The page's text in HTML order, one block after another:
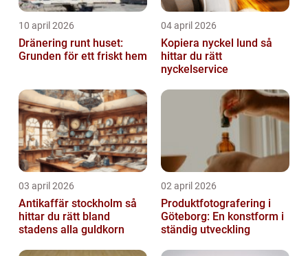
10 april 2026
Dränering runt huset:
Grunden för ett friskt hem
04 april 2026
Kopiera nyckel lund så
hittar du rätt
nyckelservice
03 april 2026
Antikaffär stockholm så
hittar du rätt bland
stadens alla guldkorn
02 april 2026
Produktfotografering i
Göteborg: En konstform i
ständig utveckling